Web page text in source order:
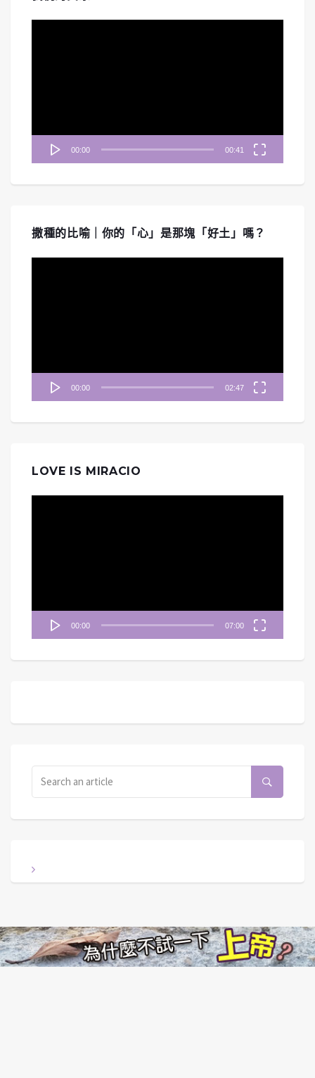
00:00 00:41
撒種的比喻｜你的「心」是那塊「好土」嗎？
00:00 02:47
LOVE IS MIRACIO
00:00 07:00